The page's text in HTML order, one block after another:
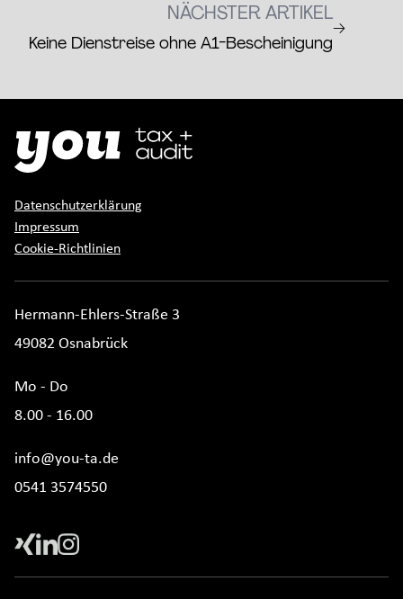
NÄCHSTER ARTIKEL
Keine Dienstreise ohne A1-Bescheinigung
→
Datenschutzerklärung
Impressum
Cookie-Richtlinien
Hermann-Ehlers-Straße 3
49082 Osnabrück
Mo - Do
8.00 - 16.00
info@you-ta.de
0541 3574550